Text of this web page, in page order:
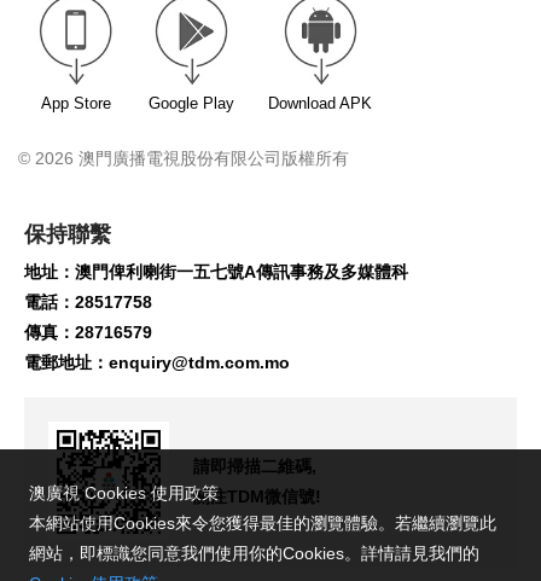
App Store Google Play Download APK
© 2026 澳門廣播電視股份有限公司版權所有
保持聯繫
地址：澳門俾利喇街一五七號A傳訊事務及多媒體科
電話：28517758
傳真：28716579
電郵地址： enquiry@tdm.com.mo
請即掃描二維碼,
關注TDM微信號!
澳廣視 Cookies 使用政策
本網站使用Cookies來令您獲得最佳的瀏覽體驗。若繼續瀏覽此
網站，即標識您同意我們使用你的Cookies。詳情請見我們的